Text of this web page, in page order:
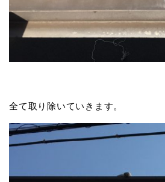
全て取り除いていきます。